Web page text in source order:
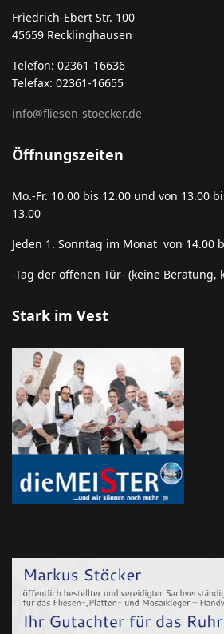
Friedrich-Ebert Str. 100
45659 Recklinghausen
Telefon: 02361-16636
Telefax: 02361-16655
info@fliesen-stoecker.de
Öffnungszeiten
Mo.-Fr. 10.00 bis 12.00 und von 13.00
13.00
Jeden 1. Sonntag im Monat von 14.00
-Tag der offenen Tür- (keine Beratung,
Stark im Vest